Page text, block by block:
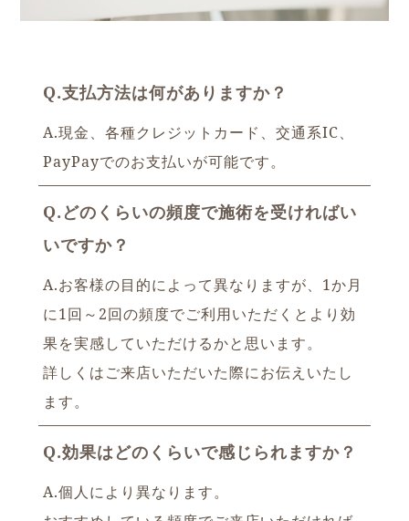
Q.支払方法は何がありますか？
A.現金、各種クレジットカード、交通系IC、
PayPayでのお支払いが可能です。
Q.どのくらいの頻度で施術を受ければい
いですか？
A.お客様の目的によって異なりますが、1か月
に1回～2回の頻度でご利用いただくとより効
果を実感していただけるかと思います。
詳しくはご来店いただいた際にお伝えいたし
ます。
Q.効果はどのくらいで感じられますか？
A.個人により異なります。